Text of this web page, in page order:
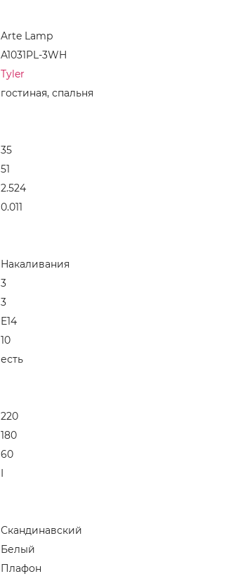
Arte Lamp
A1031PL-3WH
Tyler
гостиная, спальня
35
51
2.524
0.011
Накаливания
3
3
E14
10
есть
220
180
60
I
Скандинавский
Белый
Плафон